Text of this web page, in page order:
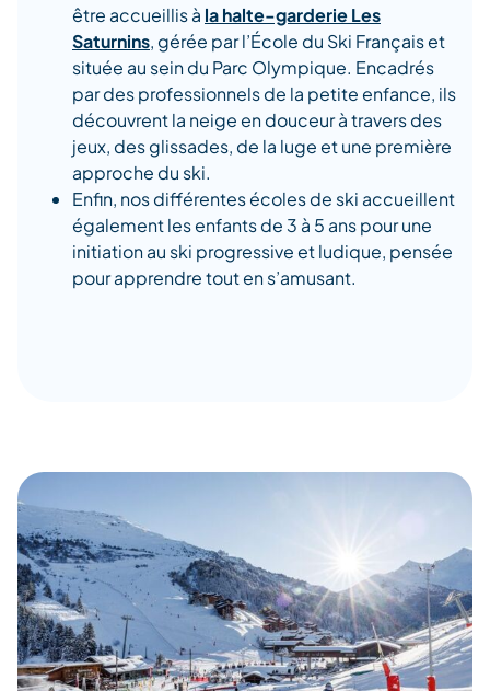
être accueillis à la halte-garderie Les
Saturnins, gérée par l’École du Ski Français et
située au sein du Parc Olympique. Encadrés
par des professionnels de la petite enfance, ils
découvrent la neige en douceur à travers des
jeux, des glissades, de la luge et une première
approche du ski.
Enfin, nos différentes écoles de ski accueillent
également les enfants de 3 à 5 ans pour une
initiation au ski progressive et ludique, pensée
pour apprendre tout en s’amusant.